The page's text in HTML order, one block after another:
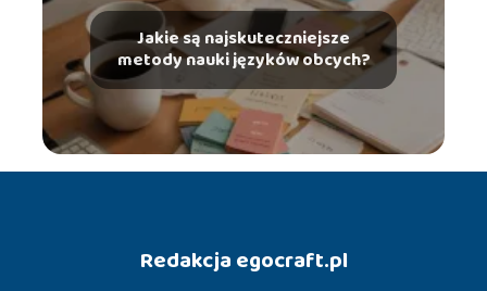
Jakie są najskuteczniejsze
metody nauki języków obcych?
Redakcja egocraft.pl